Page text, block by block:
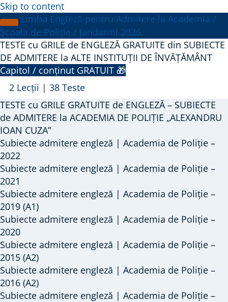
Skip to content
Limba Engleză pentru Admitere la Academia /
Școala de Poliție / Jandarmi 2026
TESTE cu GRILE de ENGLEZĂ GRATUITE din SUBIECTE
DE ADMITERE la ALTE INSTITUȚII DE ÎNVĂȚĂMÂNT
Capitol / conținut GRATUIT 🎁
Arată
TESTE
cu
GRILE
de
ENGLEZĂ
GRATUITE
din
SUBIECTE
DE
ADMITERE
la
ALTE
INSTITUȚII
DE
ÎNVĂȚĂMÂNT
2 Lecții | 38 Teste
TESTE cu GRILE GRATUITE de ENGLEZĂ – SUBIECTE
de ADMITERE la ACADEMIA DE POLIȚIE „ALEXANDRU
IOAN CUZA”
Subiecte admitere engleză | Academia de Poliție –
2022
Subiecte admitere engleză | Academia de Poliție –
2021
Subiecte admitere engleză | Academia de Poliție –
2019 (A1)
Subiecte admitere engleză | Academia de Poliție –
2020
Subiecte admitere engleză | Academia de Poliție –
2015 (A2)
Subiecte admitere engleză | Academia de Poliție –
2016 (A2)
Subiecte admitere engleză | Academia de Poliție –